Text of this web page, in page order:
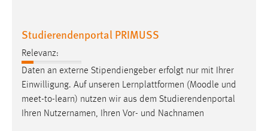
Studierendenportal PRIMUSS
Relevanz:
Daten an externe Stipendiengeber erfolgt nur mit Ihrer
Einwilligung. Auf unseren Lernplattformen (Moodle und
meet-to-learn) nutzen wir aus dem Studierendenportal
Ihren Nutzernamen, Ihren Vor- und Nachnamen